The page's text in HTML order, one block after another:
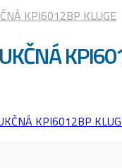
KPI6012BP KLUGE